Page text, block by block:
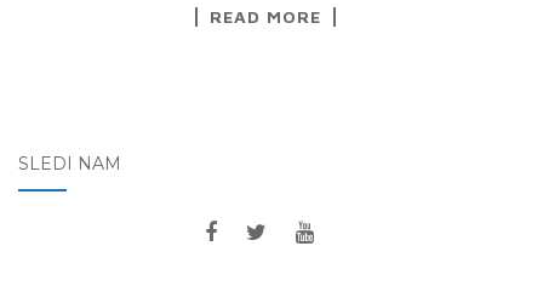
READ MORE
SLEDI NAM